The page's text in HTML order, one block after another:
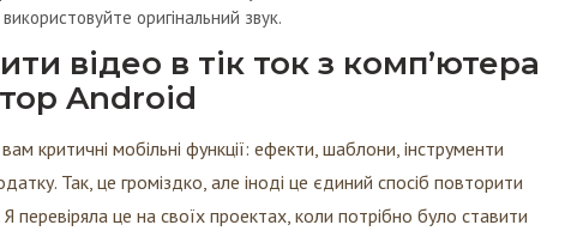
оригінальний звук.
відео в тік ток з комп’ютера
Android
критичні мобільні функції: ефекти, шаблони, інструменти
Так, це громіздко, але іноді це єдиний спосіб повторити
Я перевіряла це на своїх проектах, коли потрібно було ставити